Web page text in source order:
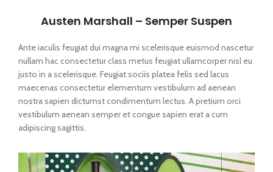
Austen Marshall – Semper Suspen
Ante iaculis feugiat dui magna mi scelerisque euismod nascetur
nullam hac consectetur class metus feugiat ullamcorper nisl eu
justo in a scelerisque. Feugiat sociis platea felis sed lacus
maecenas consectetur elementum vestibulum ad aenean
nostra sapien dictumst condimentum lectus. A pretium orci
vestibulum aenean semper et congue sapien erat a cum
adipiscing sagittis.